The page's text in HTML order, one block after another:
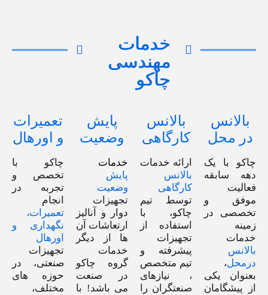
خدمات
مهندسی
چاکو
بالانس
در محل
چاکو با یک
دهه سابقه‌
فعالیت
موفق و
تخصصی در
زمینه
خدمات
بالانس
درمحل،
بعنوان یکی
از پیشگامان
بالانس
کارگاهی
ارائه خدمات
بالانس
کارگاهی
توسط تیم
چاکو، با
استفاده از
تجهیزات
پیشرفته و
تیم متخصص
، نیازهای
صنعتگران را
پایش
وضعیت
خدمات
پایش
وضعیت
تجهیزات
دوار و آنالیز
ارتعاشات آن
ها از دیگر
خدمات
گروه چاکو
در صنعت
می باشد! با
تعمیرات
و اورهال
چاکو با
تخصص و
تجربه در
انجام
تعمیرات،
نگهداری و
اورهال
تجهیزات
صنعتی، در
حوزه های
مختلف،